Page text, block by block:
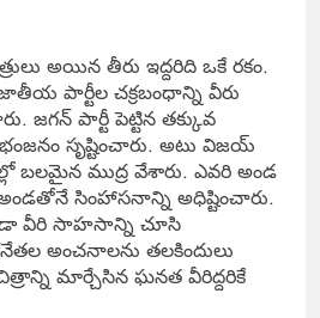
అయిన తీరు ఇద్దరిది ఒకే రకం.
పార్టీల చక్రబంధాన్ని వీరు
జగన్ పార్టీ పెట్టిన తక్కువ
సృష్టించారు. అటు విజయ్
ముద్ర వేశారు. ఎవరి అండ
అండతోనే సింహాసనాన్ని అధిష్టించారు.
వీరి సాహసాన్ని చూసి
అంచనాలను తలకిందులు
మార్చేసిన ఘనత వీరిద్దరికే